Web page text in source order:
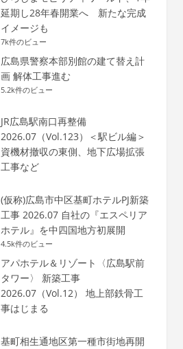
延期し28年春開業へ 新たな完成
イメージも
7k件のビュー
広島県警察本部別館の建て替え計
画 解体工事進む
5.2k件のビュー
JR広島駅南口再整備
2026.07（Vol.123）＜駅ビル編＞
資機材撤収の東側、地下広場拡張
工事など
(仮称)広島市中区基町ホテルPJ新築
工事 2026.07 自社の『エスペリア
ホテル』を中四国地方初展開
4.5k件のビュー
アパホテル＆リゾート〈広島駅前
タワー〉 新築工事
2026.07（Vol.12） 地上部鉄骨工
事はじまる
基町相生通地区第一種市街地再開